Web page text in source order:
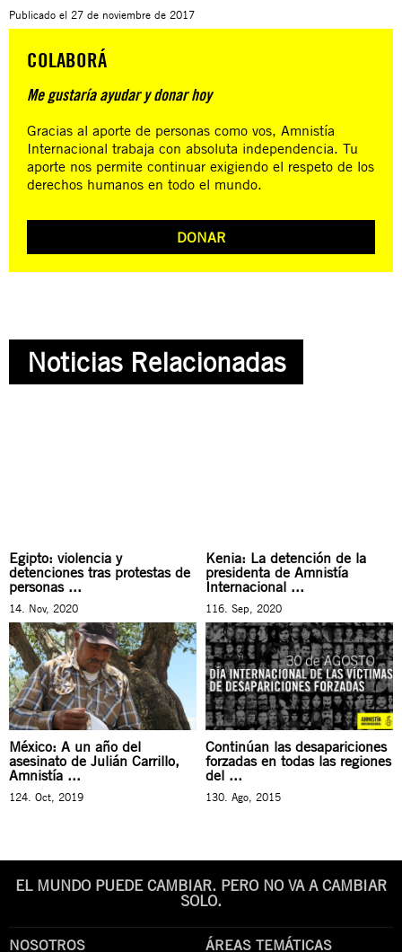
Publicado el 27 de noviembre de 2017
COLABORÁ
Me gustaría ayudar y donar hoy
Gracias al aporte de personas como vos, Amnistía
Internacional trabaja con absoluta independencia. Tu
aporte nos permite continuar exigiendo el respeto de los
derechos humanos en todo el mundo.
DONAR
Noticias Relacionadas
Egipto: violencia y
detenciones tras protestas de
personas ...
14. Nov, 2020
Kenia: La detención de la
presidenta de Amnistía
Internacional ...
116. Sep, 2020
México: A un año del
asesinato de Julián Carrillo,
Amnistía ...
124. Oct, 2019
Continúan las desapariciones
forzadas en todas las regiones
del ...
130. Ago, 2015
EL MUNDO PUEDE CAMBIAR. PERO NO VA A CAMBIAR
SOLO.
NOSOTROS ÁREAS TEMÁTICAS